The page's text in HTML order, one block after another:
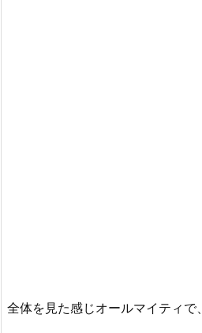
全体を見た感じオールマイティで、